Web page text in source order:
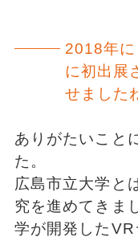
2018年に
に初出展
せました
ありがたいこと
た。
広島市立大学と
究を進めてきま
学が開発した